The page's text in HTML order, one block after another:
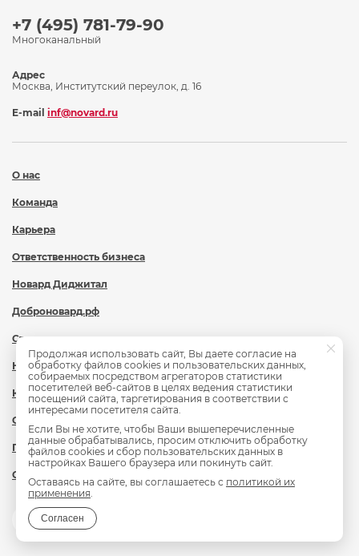
+7 (495) 781-79-90
Многоканальный
О нас
Команда
Карьера
Ответственность бизнеса
Новард Диджитал
Доброновард.рф
Статьи
Новости
Контакты
Охрана труда
Политика обработки персональных данных
Сведения об образовательной организации
Адрес
Москва, Институтский переулок, д. 16
E-mail inf@novard.ru
Продолжая использовать сайт, Вы даете согласие на
обработку файлов cookies и пользовательских данных,
собираемых посредством агрегаторов статистики
посетителей веб-сайтов в целях ведения статистики
посещений сайта, таргетирования в соответствии с
интересами посетителя сайта.
Если Вы не хотите, чтобы Ваши вышеперечисленные
данные обрабатывались, просим отключить обработку
файлов cookies и сбор пользовательских данных в
настройках Вашего браузера или покинуть сайт.
Оставаясь на сайте, вы соглашаетесь с политикой их
применения.
Согласен